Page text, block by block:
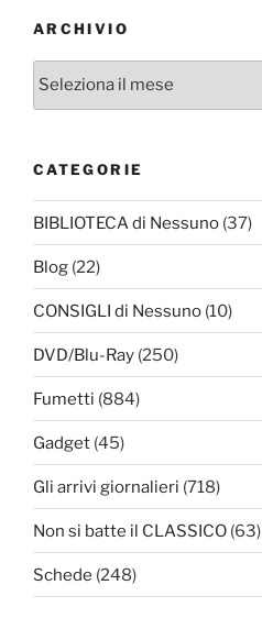
ARCHIVIO
Archivio
CATEGORIE
BIBLIOTECA di Nessuno (37)
Blog (22)
CONSIGLI di Nessuno (10)
DVD/Blu-Ray (250)
Fumetti (884)
Gadget (45)
Gli arrivi giornalieri (718)
Non si batte il CLASSICO (63)
Schede (248)